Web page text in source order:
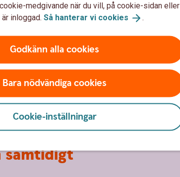
pension
eller bott i Sverige. De
premiepension (PPM) och
mer om allmän pension.
samtidigt
medgivande när du vill, på cookie-sidan eller
inloggad. Så hanterar vi cookies .
Godkänn alla cookies
Bara nödvändiga cookies
Cookie-inställningar